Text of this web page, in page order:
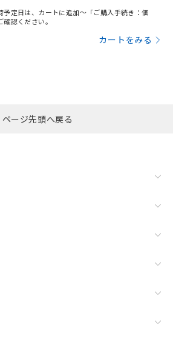
予定日は、カートに追加～「ご購入手続き：価
認ください。
カートをみる
ページ先頭へ戻る